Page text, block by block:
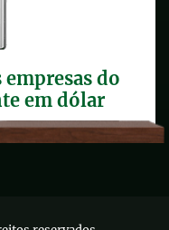
do
em dólar